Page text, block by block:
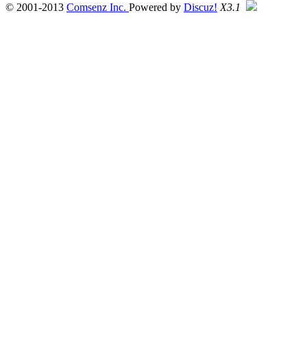
© 2001-2013 Comsenz Inc. Powered by Discuz! X3.1